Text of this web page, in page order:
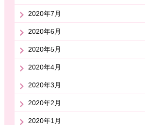
2020年7月
2020年6月
2020年5月
2020年4月
2020年3月
2020年2月
2020年1月